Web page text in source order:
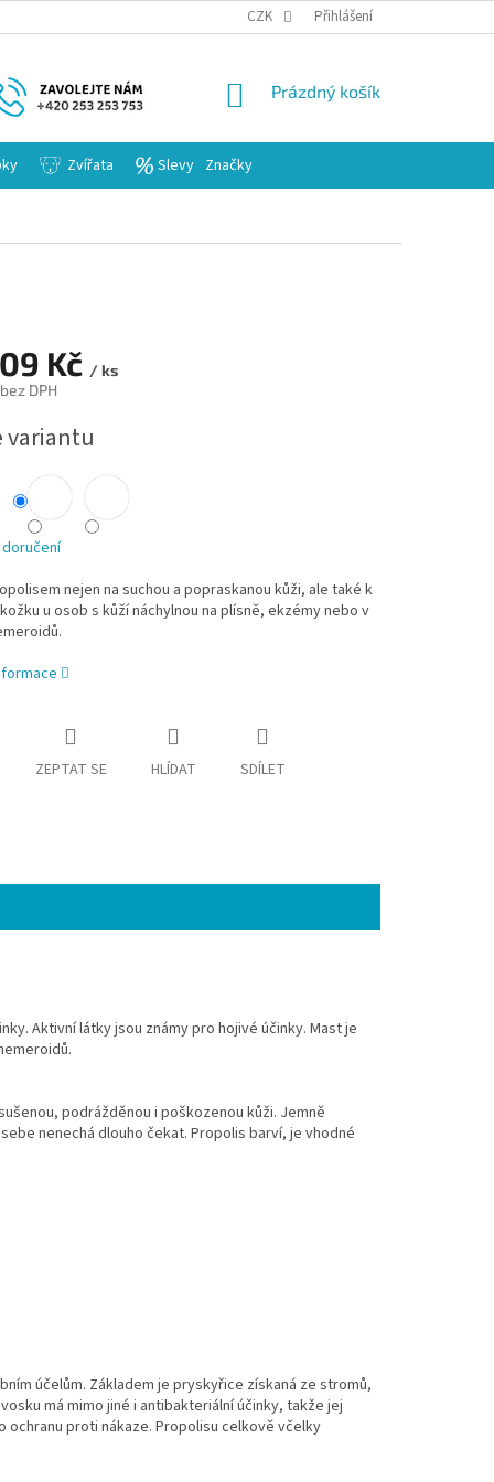
CZK Přihlášení
NÁKUPNÍ
Prázdný košík
Zvířata Slevy Značky
Kč / ks
DPH
variantu
nejen na suchou a popraskanou kůži, ale také k
u osob s kůží náchylnou na plísně, ekzémy nebo v
ZEPTAT SE HLÍDAT SDÍLET
Aktivní látky jsou známy pro hojivé účinky. Mast je
podrážděnou i poškozenou kůži. Jemně
nenechá dlouho čekat. Propolis barví, je vhodné
účelům. Základem je pryskyřice získaná ze stromů,
má mimo jiné i antibakteriální účinky, takže jej
proti nákaze. Propolisu celkově včelky